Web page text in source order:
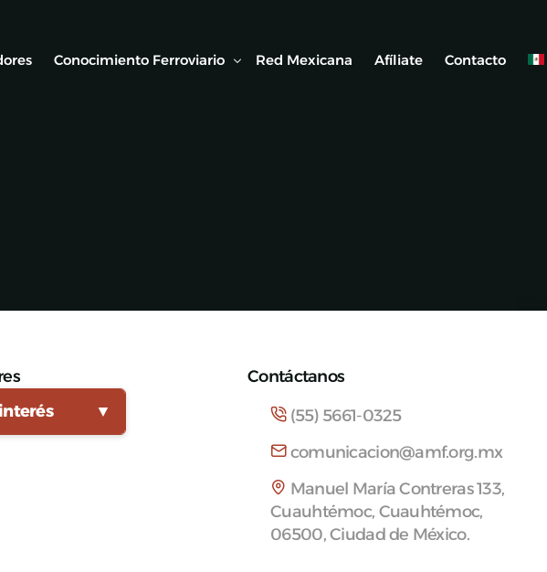
Conocimiento Ferroviario Red Mexicana Afíliate Contacto
▼
Contáctanos
(55) 5661-0325
comunicacion@amf.org.mx
Manuel María Contreras 133,
Cuauhtémoc, Cuauhtémoc,
06500, Ciudad de México.